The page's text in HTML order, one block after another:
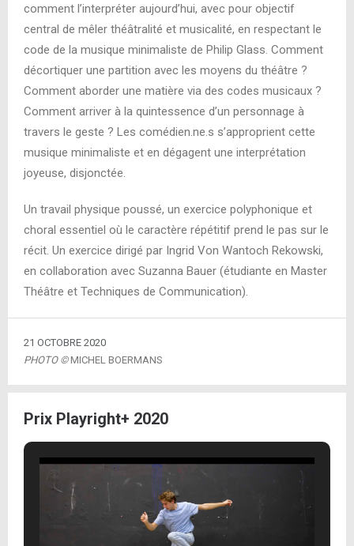
comment l’interpréter aujourd’hui, avec pour objectif
central de mêler théâtralité et musicalité, en respectant le
code de la musique minimaliste de Philip Glass. Comment
décortiquer une partition avec les moyens du théâtre ?
Comment aborder une matière via des codes musicaux ?
Comment arriver à la quintessence d’un personnage à
travers le geste ? Les comédien.ne.s s’approprient cette
musique minimaliste et en dégagent une interprétation
joyeuse, disjonctée.
Un travail physique poussé, un exercice polyphonique et
choral essentiel où le caractère répétitif prend le pas sur le
récit. Un exercice dirigé par Ingrid Von Wantoch Rekowski,
en collaboration avec Suzanna Bauer (étudiante en Master
Théâtre et Techniques de Communication).
21 OCTOBRE 2020
PHOTO ©MICHEL BOERMANS
Prix Playright+ 2020